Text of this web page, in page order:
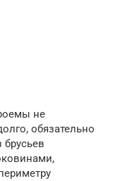
не
обязательно
брусьев